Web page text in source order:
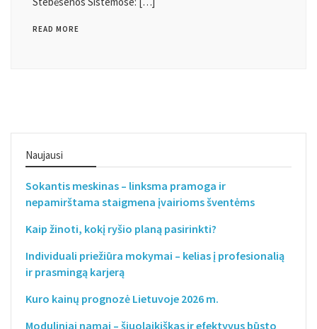
READ MORE
Naujausi
Sokantis meskinas – linksma pramoga ir
nepamirštama staigmena įvairioms šventėms
Kaip žinoti, kokį ryšio planą pasirinkti?
Individuali priežiūra mokymai – kelias į profesionalią
ir prasmingą karjerą
Kuro kainų prognozė Lietuvoje 2026 m.
Moduliniai namai – šiuolaikiškas ir efektyvus būsto